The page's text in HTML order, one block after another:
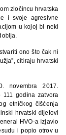
zločincu hrvatska
i svoje agresivne
u kojoj bi neki
ono što čak ni
citiraju hrvatski
novembra 2017.
godina zatvora
etničkog čišćenja
hrvatski dijelovi
HVO-a izjavio
i popio otrov u